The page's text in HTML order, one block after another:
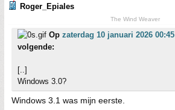
Roger_Epiales
The Wind Weaver
Op zaterdag 10 januari 2026 00:45
volgende:
[..]
Windows 3.0?
Windows 3.1 was mijn eerste.